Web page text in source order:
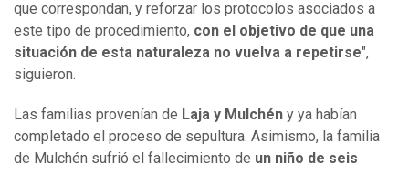
que correspondan, y reforzar los protocolos asociados a
este tipo de procedimiento, con el objetivo de que una
situación de esta naturaleza no vuelva a repetirse",
siguieron.
Las familias provenían de Laja y Mulchén y ya habían
completado el proceso de sepultura. Asimismo, la familia
de Mulchén sufrió el fallecimiento de un niño de seis